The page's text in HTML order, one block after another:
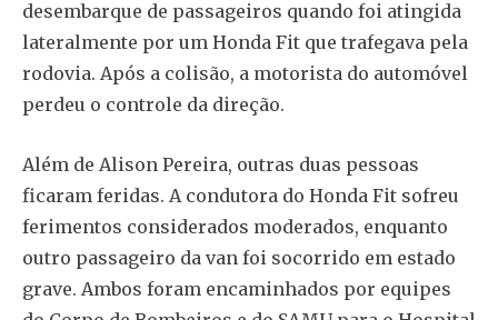
desembarque de passageiros quando foi atingida
lateralmente por um Honda Fit que trafegava pela
rodovia. Após a colisão, a motorista do automóvel
perdeu o controle da direção.
Além de Alison Pereira, outras duas pessoas
ficaram feridas. A condutora do Honda Fit sofreu
ferimentos considerados moderados, enquanto
outro passageiro da van foi socorrido em estado
grave. Ambos foram encaminhados por equipes